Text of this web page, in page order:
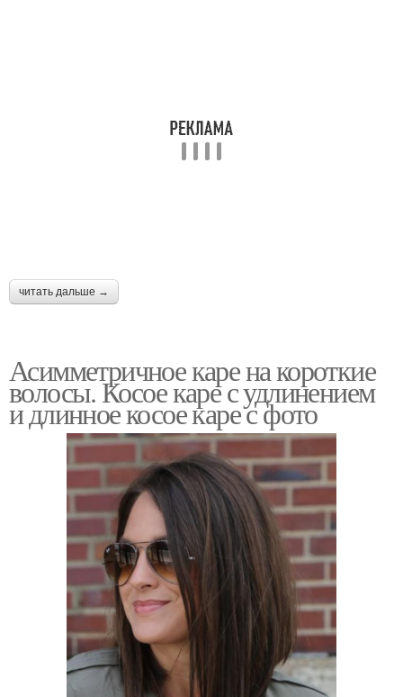
читать дальше →
Асимметричное каре на короткие
волосы. Косое каре с удлинением
и длинное косое каре с фото